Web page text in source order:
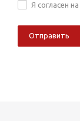
Я согласен на